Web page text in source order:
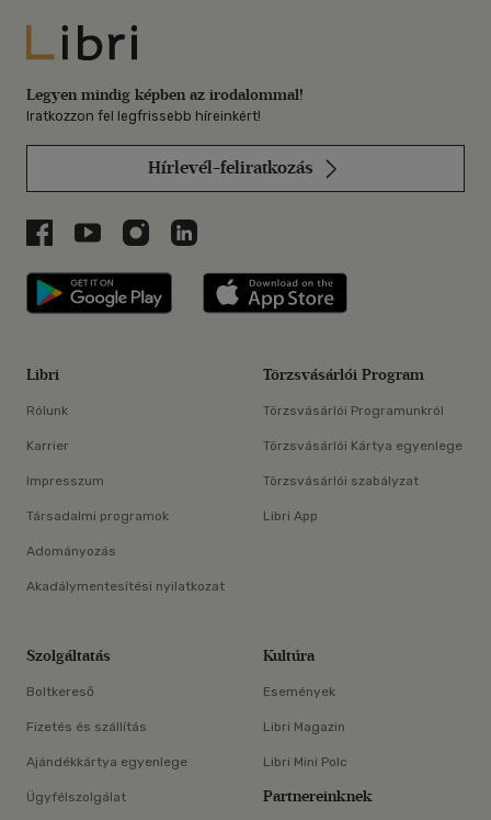
Libri
Legyen mindig képben az irodalommal!
Iratkozzon fel legfrissebb híreinkért!
Hírlevél-feliratkozás
Libri a Facebookon
Libri a Youtube-on
Libri az Instagramon
Libri a LinkedInen
Libri applikáció Szerezd meg: Google
Libri
Rólunk
Karrier
Impresszum
Társadalmi programok
Adományozás
Akadálymentesítési nyilatkozat
Törzsvásárlói Program
Törzsvásárlói Programunkról
Törzsvásárlói Kártya egyenlege
Törzsvásárlói szabályzat
Libri App
Szolgáltatás
Boltkereső
Fizetés és szállítás
Ajándékkártya egyenlege
Ügyfélszolgálat
Kultúra
Események
Libri Magazin
Libri Mini Polc
Partnereinknek